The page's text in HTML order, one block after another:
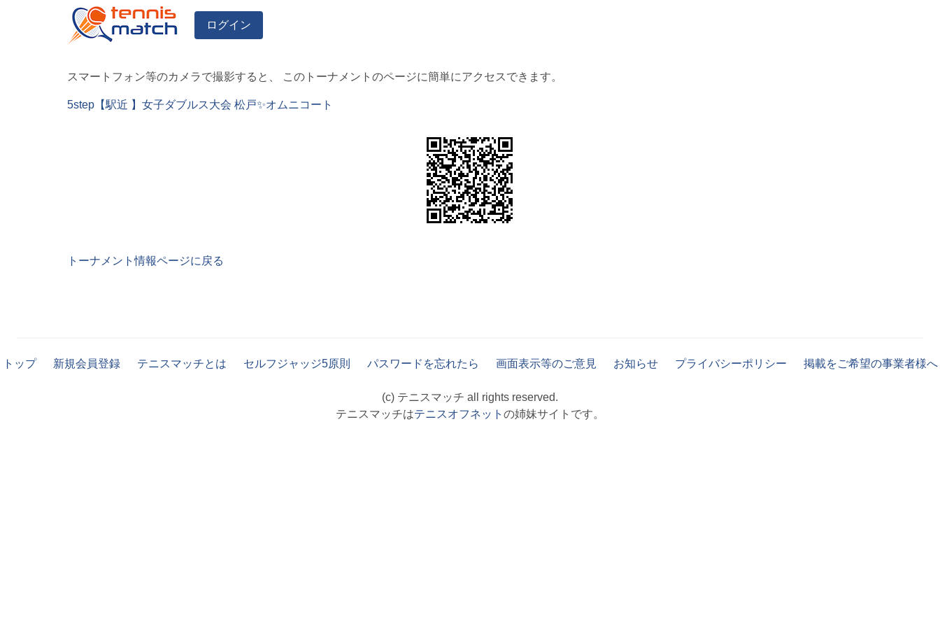
ログイン
スマートフォン等のカメラで撮影すると、 このトーナメントのページに簡単にアクセスできます。
5step【駅近 】女子ダブルス大会 松戸✨オムニコート
トーナメント情報ページに戻る
トップ 新規会員登録 テニスマッチとは セルフジャッジ5原則 パスワードを忘れたら 画面表示等のご意見 お知らせ プライバシーポリシー 掲載をご希望の事業者様へ
(c) テニスマッチ all rights reserved.
テニスマッチはテニスオフネット の姉妹サイトです。